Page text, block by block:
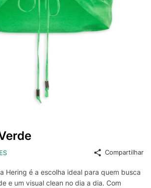
Compartilhar
Hering é a escolha ideal para quem busca
e um visual clean no dia a dia. Com